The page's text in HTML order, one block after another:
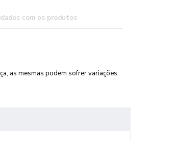
com os produtos
as mesmas podem sofrer variações